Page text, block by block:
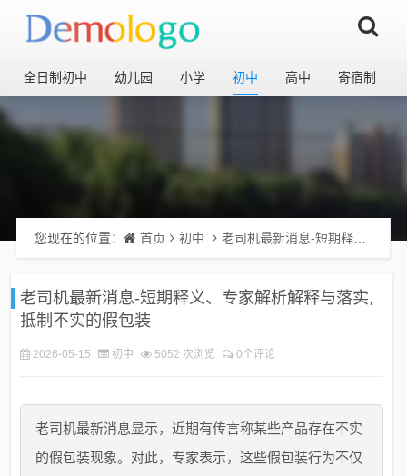
全日制初中 幼儿园 小学 初中 高中 寄宿制
您现在的位置： 首页 初中 老司机最新消息-短期释义、专家解析解释与落实​,抵制不实的假包装
老司机最新消息-短期释义、专家解析解释与落实​,
抵制不实的假包装
2026-05-15 初中 5052 次浏览 0个评论
老司机最新消息显示，近期有传言称某些产品存在不实
的假包装现象。对此，专家表示，这些假包装行为不仅